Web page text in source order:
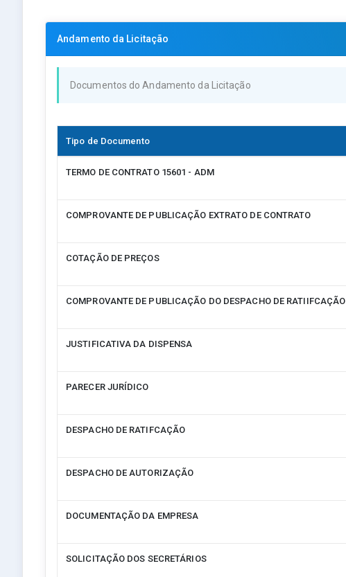
Andamento da Licitação
Documentos do Andamento da Licitação
Tipo de Documento
TERMO DE CONTRATO 15601 - ADM
COMPROVANTE DE PUBLICAÇÃO EXTRATO DE CONTRATO
COTAÇÃO DE PREÇOS
COMPROVANTE DE PUBLICAÇÃO DO DESPACHO DE RATIIFCAÇÃO
JUSTIFICATIVA DA DISPENSA
PARECER JURÍDICO
DESPACHO DE RATIFCAÇÃO
DESPACHO DE AUTORIZAÇÃO
DOCUMENTAÇÃO DA EMPRESA
SOLICITAÇÃO DOS SECRETÁRIOS